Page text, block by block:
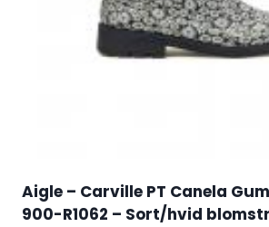
Aigle – Carville PT Canela
900-R1062 – Sort/hvid